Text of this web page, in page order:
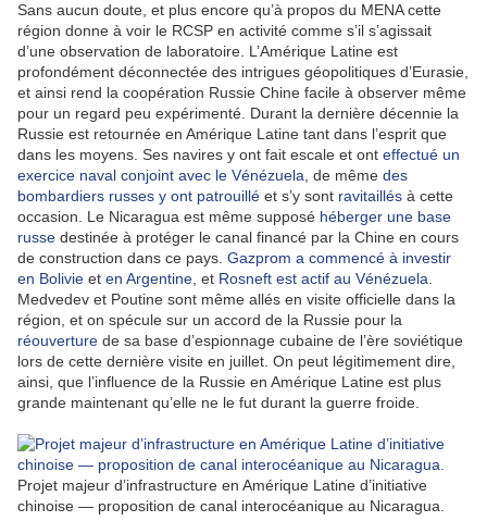
Sans aucun doute, et plus encore qu’à propos du MENA cette
région donne à voir le RCSP en activité comme s’il s’agissait
d’une observation de laboratoire. L’Amérique Latine est
profondément déconnectée des intrigues géopolitiques d’Eurasie,
et ainsi rend la coopération Russie Chine facile à observer même
pour un regard peu expérimenté. Durant la dernière décennie la
Russie est retournée en Amérique Latine tant dans l’esprit que
dans les moyens. Ses navires y ont fait escale et ont effectué un
exercice naval conjoint avec le Vénézuela , de même des
bombardiers russes y ont patrouillé et s’y sont ravitaillés à cette
occasion. Le Nicaragua est même supposé héberger une base
russe destinée à protéger le canal financé par la Chine en cours
de construction dans ce pays. Gazprom a commencé à investir
en Bolivie et en Argentine , et Rosneft est actif au Vénézuela
Medvedev et Poutine sont même allés en visite officielle dans la
région, et on spécule sur un accord de la Russie pour la
réouverture de sa base d’espionnage cubaine de l’ère soviétique
lors de cette dernière visite en juillet. On peut légitimement dire,
ainsi, que l’influence de la Russie en Amérique Latine est plus
grande maintenant qu’elle ne le fut durant la guerre froide.
Projet majeur d’infrastructure en Amérique Latine d’initiative
chinoise — proposition de canal interocéanique au Nicaragua.